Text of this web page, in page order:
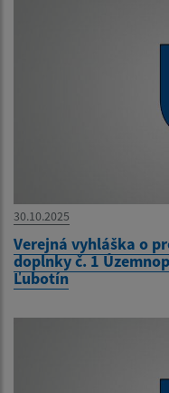
30.10.2025
Verejná vyhláška o
doplnky č. 1
Ľubotín